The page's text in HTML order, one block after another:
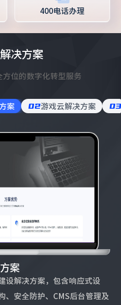
400电话办理
决方案
位的数字化转型服务
案 02游戏云解决方案
案
设解决方案，包含响应式设
、安全防护、CMS后台管理及